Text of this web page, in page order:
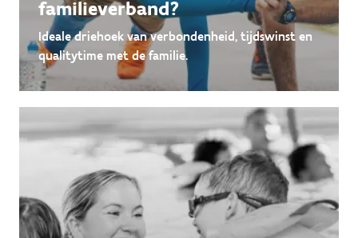
familieverband?
Ideale driehoek van verbondenheid, tijdswinst en
qualitytime met de familie.